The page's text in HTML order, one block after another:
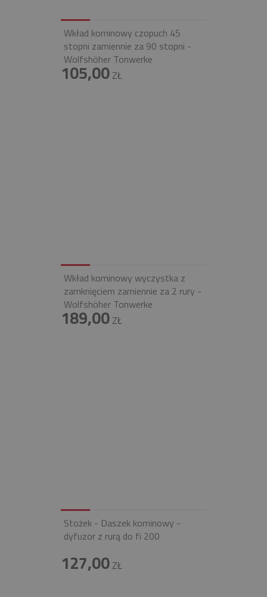
Wkład kominowy czopuch 45
stopni zamiennie za 90 stopni -
Wolfshöher Tonwerke
105,00ZŁ
Wkład kominowy wyczystka z
zamknięciem zamiennie za 2 rury -
Wolfshöher Tonwerke
189,00ZŁ
Stożek - Daszek kominowy -
dyfuzor z rurą do fi 200
127,00ZŁ